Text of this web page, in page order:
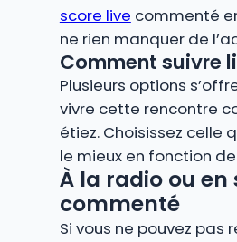
score live commenté
ne rien manquer de
Comment suivre
Plusieurs options
vivre cette rencontre
étiez. Choisissez celle
le mieux en fonction
À la radio ou en
commenté
Si vous ne pouvez pas